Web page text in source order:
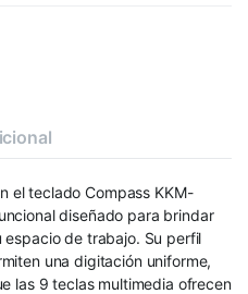
el teclado Compass KKM-
diseñado para brindar
de trabajo. Su perfil
una digitación uniforme,
las 9 teclas multimedia ofrecen